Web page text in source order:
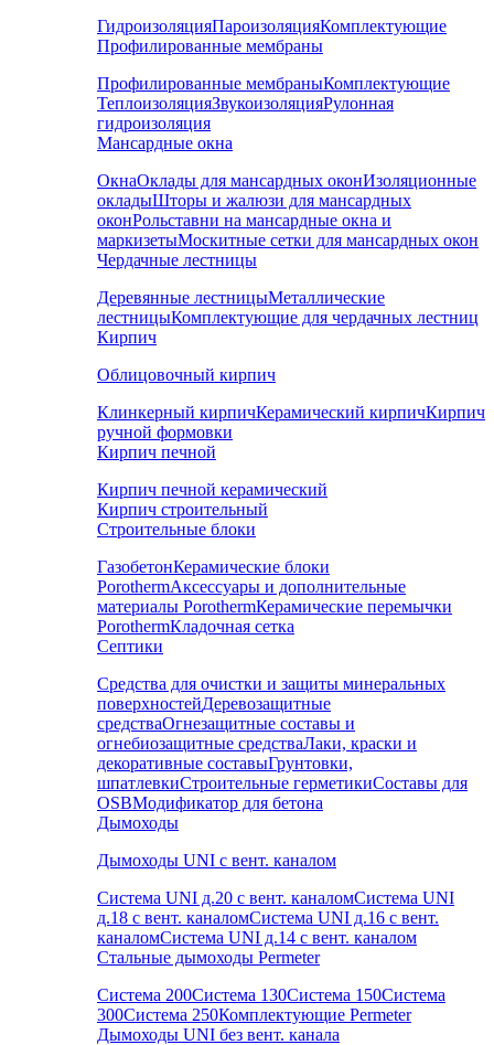
ГидроизоляцияПароизоляцияКомплектующие
Профилированные мембраны
Профилированные мембраныКомплектующие
ТеплоизоляцияЗвукоизоляцияРулонная
гидроизоляция
Мансардные окна
ОкнаОклады для мансардных оконИзоляционные
окладыШторы и жалюзи для мансардных
оконРольставни на мансардные окна и
маркизетыМоскитные сетки для мансардных окон
Чердачные лестницы
Деревянные лестницыМеталлические
лестницыКомплектующие для чердачных лестниц
Кирпич
Облицовочный кирпич
Клинкерный кирпичКерамический кирпичКирпич
ручной формовки
Кирпич печной
Кирпич печной керамический
Кирпич строительный
Строительные блоки
ГазобетонКерамические блоки
PorothermАксессуары и дополнительные
материалы PorothermКерамические перемычки
PorothermКладочная сетка
Септики
Средства для очистки и защиты минеральных
поверхностейДеревозащитные
средстваОгнезащитные составы и
огнебиозащитные средстваЛаки, краски и
декоративные составыГрунтовки,
шпатлевкиСтроительные герметикиСоставы для
OSBМодификатор для бетона
Дымоходы
Дымоходы UNI с вент. каналом
Система UNI д.20 с вент. каналомСистема UNI
д.18 с вент. каналомСистема UNI д.16 с вент.
каналомСистема UNI д.14 с вент. каналом
Стальные дымоходы Permeter
Система 200Система 130Система 150Система
300Система 250Комплектующие Permeter
Дымоходы UNI без вент. канала